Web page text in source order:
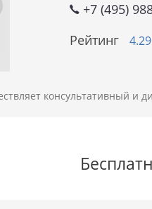
+7 (495)
Рейтинг
4.29
консультативный и